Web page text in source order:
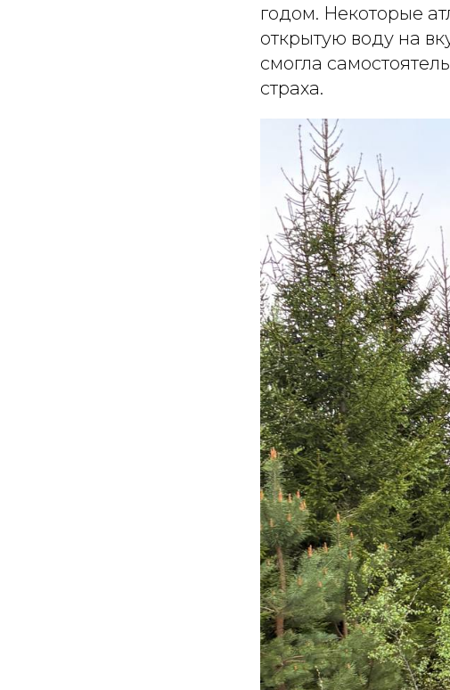
годом. Некоторые
открытую воду на
смогла
страха.